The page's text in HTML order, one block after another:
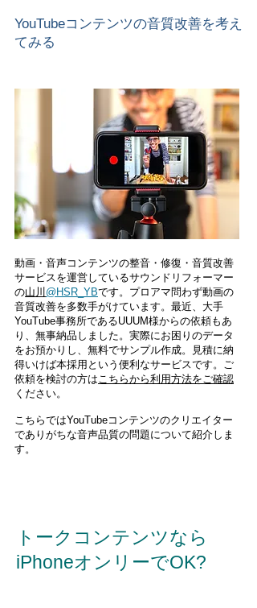
YouTubeコンテンツの音質改善を考え
てみる
動画・音声コンテンツの整音・修復・音質改善
サービスを運営しているサウンドリフォーマー
の山川 @HSR_YBです。 ​プロアマ問わず動画の
音質改善を多数手がけています。最近、大手
YouTube事務所であるUUUM様からの依頼もあ
り、無事納品しました。実際にお困りのデータ
をお預かりし、無料でサンプル作成。見積に納
得いけば本採用という便利なサービスです。ご
依頼を検討の方はこちらから利用方法をご確認
ください。
こちらではYouTubeコンテンツのクリエイター
でありがちな音声品質の問題について紹介しま
す。
トークコンテンツなら
iPhoneオンリーでOK?